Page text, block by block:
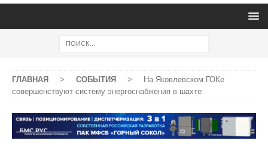
ГЛАВНАЯ > СОБЫТИЯ >
На Яковлевском ГОКе
совершенствуют систему энергоснабжения в шахте